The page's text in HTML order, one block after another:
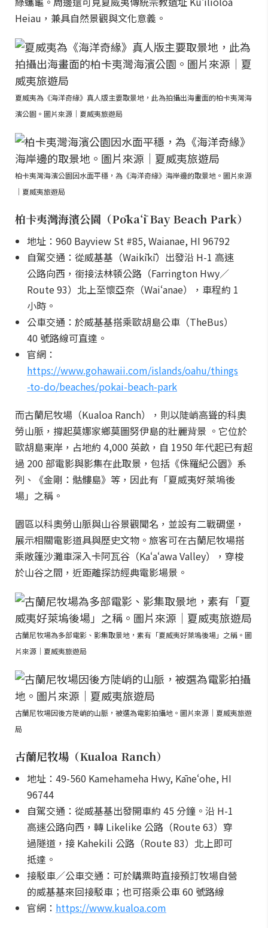
Heiau，兼具自然景觀與文化意義。
夏威夷為《海洋奇緣》真人版主要取景地，此為拍攝出海畫面的柏卡夷灣海
濱公園。圖片來源｜夏威夷旅遊局
柏卡夷灣海濱公園因水面平穩，為《海洋奇緣》海岸邊的取景地。圖片來源
｜夏威夷旅遊局
柏卡夷灣海濱公園（Pōkaʻī Bay Beach Park）
地址：960 Bayview St #85, Waianae, HI 96792
自駕交通：從威基基（Waikīkī）出發沿 H-1 高速
公路向西，銜接法林頓公路（Farrington Hwy／
Route 93）北上至懷亞奈（Waiʻanae），車程約 1
小時。
公車交通：於威基基搭乘歐胡島公車（TheBus）
40 號路線可直達。
官網：
https://www.gohawaii.com/islands/oahu/things
-to-do/beaches/pokai-beach-park
而古蘭尼牧場（Kualoa Ranch），則以陡峭高聳的科奧
勞山脈，撐起莫娜家鄉莫圖努伊島的壯麗背景 。它位於
歐胡島東岸，占地約 4,000 英畝，自 1950 年代起已有超
過 200 部電影與影集在此取景，包括《侏羅紀公園》系
列、《金剛：骷髏島》等，因此有「夏威夷好萊塢後
場」之稱。
園區以科奧勞山脈與山谷景觀聞名，並設有二戰碉堡，
展示相關電影道具與歷史文物。旅客可在古蘭尼牧場搭
乘敞篷沙灘車深入卡阿瓦谷（Kaʻaʻawa Valley），穿梭
於山谷之間，近距離探訪經典電影場景。
古蘭尼牧場為多部電影、影集取景地，素有「夏威夷好萊塢後場」之稱。圖
片來源｜夏威夷旅遊局
古蘭尼牧場因後方陡峭的山脈，被選為電影拍攝地。圖片來源｜夏威夷旅遊
局
古蘭尼牧場（Kualoa Ranch）
地址：49-560 Kamehameha Hwy, Kāneʻohe, HI
96744
自駕交通：從威基基出發開車約 45 分鐘。沿 H-1
高速公路向西，轉 Likelike 公路（Route 63）穿
過隧道，接 Kahekili 公路（Route 83）北上即可
抵達。
接駁車／公車交通：可於購票時直接預訂牧場自營
的威基基來回接駁車；也可搭乘公車 60 號路線
官網： https://www.kualoa.com